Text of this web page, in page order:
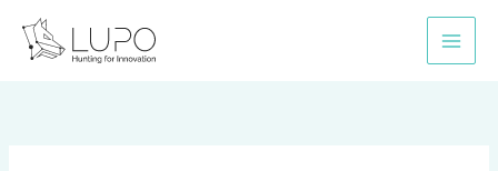
content